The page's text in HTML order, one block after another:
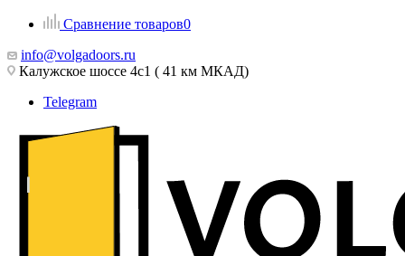
Сравнение товаров0
info@volgadoors.ru
Калужское шоссе 4с1 ( 41 км МКАД)
Telegram